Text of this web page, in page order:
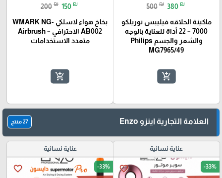
500 ₪ 380 ₪
ماكينة الحلاقه فيليبس نوريلكو
7000 – 22 أداة للعناية بالوجه
والشعر والجسم Philips
MG7965/49
add_shopping_cart
200 ₪ 150 ₪
بخاخ هواء لاسلكي WMARK NG-
AB002 الاحترافي – Airbrush
متعدد الاستخدامات
add_shopping_cart
العلامة التجارية اينزو Enzo 27 منتج
عناية نسائية
favorite_border -33%
عناية نسائية
favorite_border -33%